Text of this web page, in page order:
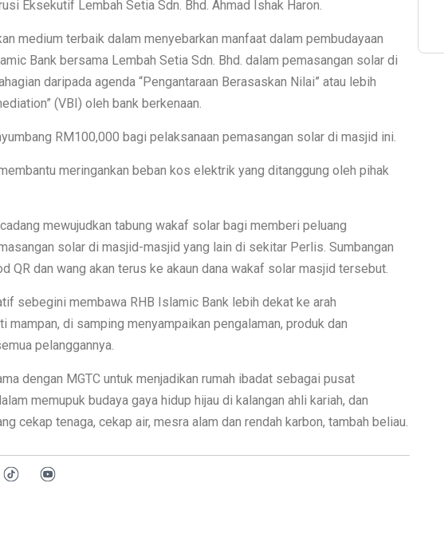
Eksekutif Lembah Setia Sdn. Bhd. Ahmad Ishak Haron.
medium terbaik dalam menyebarkan manfaat dalam pembudayaan
Bank bersama Lembah Setia Sdn. Bhd. dalam pemasangan solar di
daripada agenda “Pengantaraan Berasaskan Nilai” atau lebih
(VBI) oleh bank berkenaan.
RM100,000 bagi pelaksanaan pemasangan solar di masjid ini.
meringankan beban kos elektrik yang ditanggung oleh pihak
mewujudkan tabung wakaf solar bagi memberi peluang
solar di masjid-masjid yang lain di sekitar Perlis. Sumbangan
QR dan wang akan terus ke akaun dana wakaf solar masjid tersebut.
sebegini membawa RHB Islamic Bank lebih dekat ke arah
di samping menyampaikan pengalaman, produk dan
pelanggannya.
dengan MGTC untuk menjadikan rumah ibadat sebagai pusat
memupuk budaya gaya hidup hijau di kalangan ahli kariah, dan
cekap tenaga, cekap air, mesra alam dan rendah karbon, tambah beliau.